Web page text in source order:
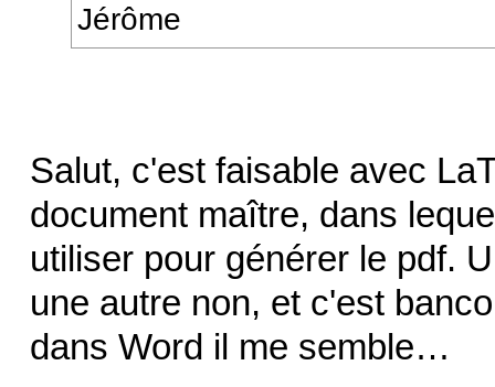
Jérôme
Salut, c'est faisable avec
document maître, dans
utiliser pour générer le pdf.
une autre non, et c'est
dans Word il me semble…